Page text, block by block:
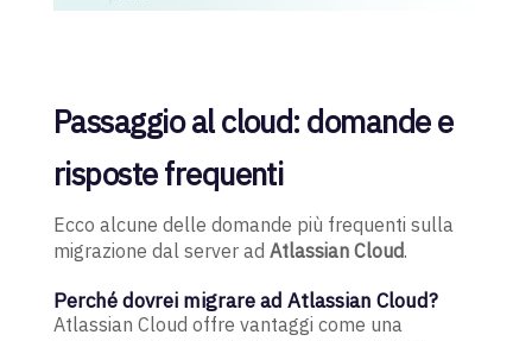
Passaggio al cloud: domande e
risposte frequenti
Ecco alcune delle domande più frequenti sulla
migrazione dal server ad Atlassian Cloud.
Perché dovrei migrare ad Atlassian Cloud?
Atlassian Cloud offre vantaggi come una